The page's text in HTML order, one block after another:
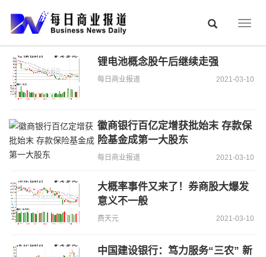
锂电池概念股午后继续走强
每日商业报道 2021-03-10
徽商银行百亿定增获批始末 存款保
险基金成第一大股东
每日商业报道 2021-03-10
大概率事件又来了！券商股大爆发
意义不一般
费天元 2021-03-10
中国建设银行：笃力服务“三农” 新